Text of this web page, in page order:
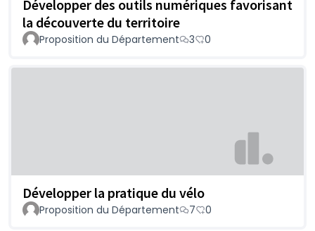
Développer des outils numériques favorisant
la découverte du territoire
Proposition du Département 3 0
Développer la pratique du vélo
Proposition du Département 7 0